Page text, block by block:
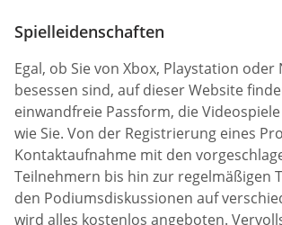
Spielleidenschaften
Egal, ob Sie von Xbox, Playstation
besessen sind, auf dieser Website
einwandfreie Passform, die
wie Sie. Von der Registrierung eines
Kontaktaufnahme mit den
Teilnehmern bis hin zur regelmäßigen
den Podiumsdiskussionen auf
wird alles kostenlos angeboten.